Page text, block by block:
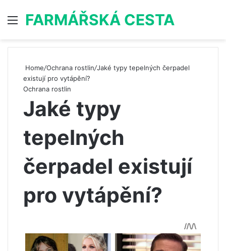
Menu
FARMÁŘSKÁ CESTA
Home/Ochrana rostlin/Jaké typy tepelných čerpadel
existují pro vytápění?
Ochrana rostlin
Jaké typy
tepelných
čerpadel existují
pro vytápění?